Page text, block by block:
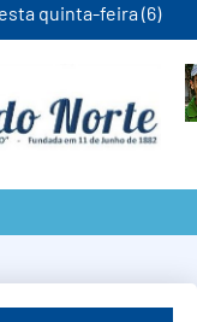
feira (6)